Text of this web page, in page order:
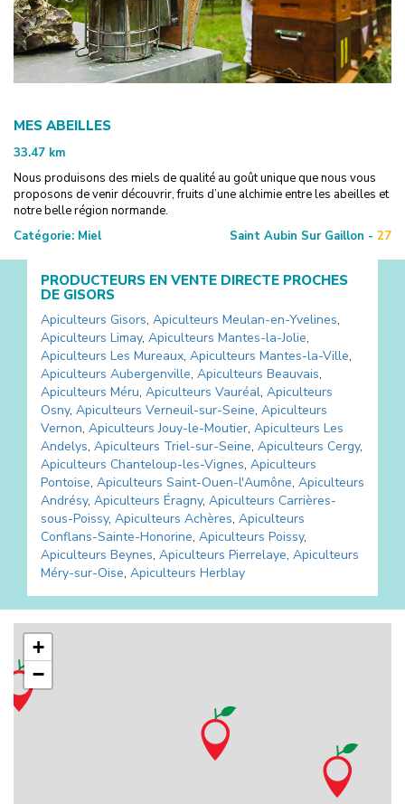
MES ABEILLES
33.47 km
Nous produisons des miels de qualité au goût unique que nous vous
proposons de venir découvrir, fruits d’une alchimie entre les abeilles et
notre belle région normande.
Catégorie: Miel Saint Aubin Sur Gaillon - 27
PRODUCTEURS EN VENTE DIRECTE PROCHES
DE GISORS
Apiculteurs Gisors, Apiculteurs Meulan-en-Yvelines,
Apiculteurs Limay, Apiculteurs Mantes-la-Jolie,
Apiculteurs Les Mureaux, Apiculteurs Mantes-la-Ville,
Apiculteurs Aubergenville, Apiculteurs Beauvais,
Apiculteurs Méru, Apiculteurs Vauréal, Apiculteurs
Osny, Apiculteurs Verneuil-sur-Seine, Apiculteurs
Vernon, Apiculteurs Jouy-le-Moutier, Apiculteurs Les
Andelys, Apiculteurs Triel-sur-Seine, Apiculteurs Cergy,
Apiculteurs Chanteloup-les-Vignes, Apiculteurs
Pontoise, Apiculteurs Saint-Ouen-l'Aumône, Apiculteurs
Andrésy, Apiculteurs Éragny, Apiculteurs Carrières-
sous-Poissy, Apiculteurs Achères, Apiculteurs
Conflans-Sainte-Honorine, Apiculteurs Poissy,
Apiculteurs Beynes, Apiculteurs Pierrelaye, Apiculteurs
Méry-sur-Oise, Apiculteurs Herblay
+
−